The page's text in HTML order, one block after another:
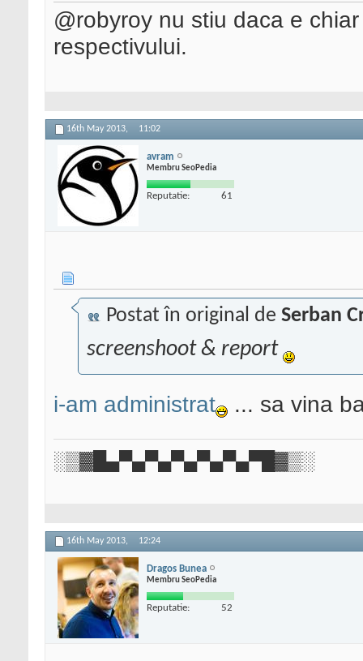
@robyroy nu stiu daca e
respectivului.
16th May 2013, 11:02
avram
Membru SeoPedia
Reputatie: 61
Postat în original de Serban
screenshoot & report
i-am administrat ... sa vina
░▒▓█▄▀▄▀▄▀▄▀▄▀▄▀█▓▒░
16th May 2013, 12:24
Dragos Bunea
Membru SeoPedia
Reputatie: 52